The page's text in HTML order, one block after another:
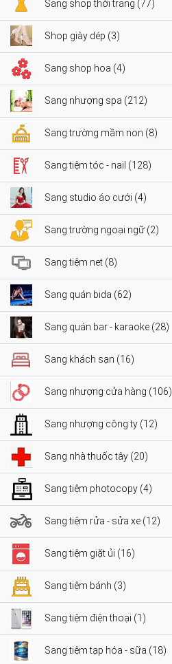
Sang shop thời trang (77)
Shop giày dép (3)
Sang shop hoa (4)
Sang nhượng spa (212)
Sang trường mầm non (8)
Sang tiệm tóc - nail (128)
Sang studio áo cưới (4)
Sang trường ngoại ngữ (2)
Sang tiệm net (8)
Sang quán bida (62)
Sang quán bar - karaoke (28)
Sang khách sạn (16)
Sang nhượng cửa hàng (106)
Sang nhượng công ty (12)
Sang nhà thuốc tây (20)
Sang tiệm photocopy (4)
Sang tiệm rửa - sửa xe (12)
Sang tiệm giặt ủi (16)
Sang tiệm bánh (3)
Sang tiệm điện thoại (1)
Sang tiệm tạp hóa - sữa (18)